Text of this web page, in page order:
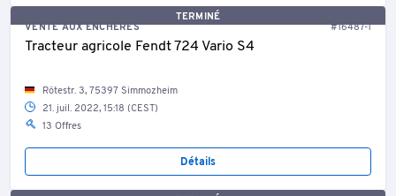
TERMINÉ
VENTE AUX ENCHÈRES
#16487-1
Tracteur agricole Fendt 724 Vario S4
Rötestr. 3, 75397 Simmozheim
21. juil. 2022, 15:18 (CEST)
13 Offres
Détails